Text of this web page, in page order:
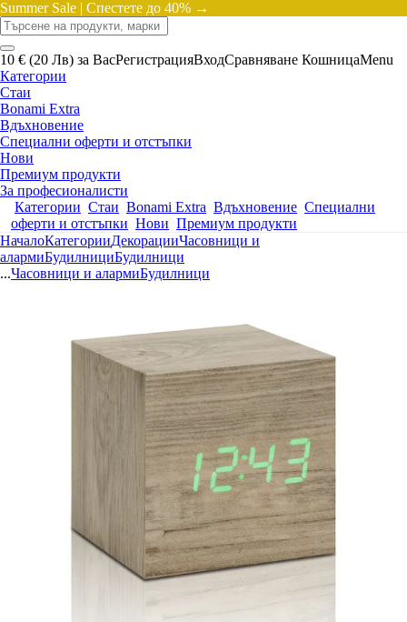
Summer Sale | Спестете до 40% →
10 € (20 Лв) за ВасРегистрацияВходСравняване КошницаMenu
Категории
Стаи
Bonami Extra
Вдъхновение
Специални оферти и отстъпки
Нови
Премиум продукти
За професионалисти
Категории Стаи Bonami Extra Вдъхновение Специални
оферти и отстъпки Нови Премиум продукти
НачалоКатегорииДекорацииЧасовници и
алармиБудилнициБудилници
...Часовници и алармиБудилници